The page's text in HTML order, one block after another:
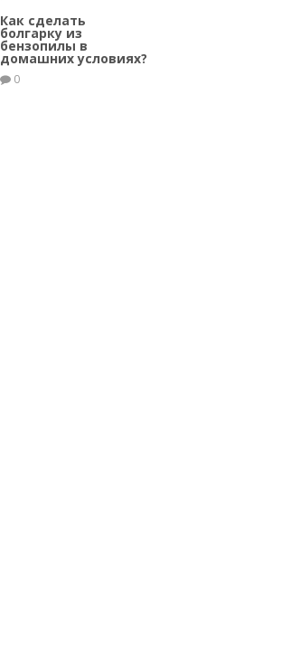
Как сделать
болгарку из
бензопилы в
домашних условиях?
0